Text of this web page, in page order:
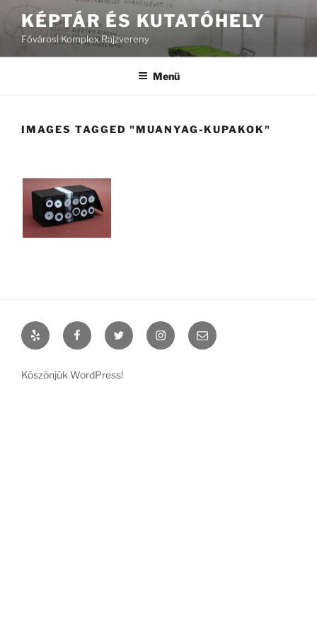
Tartalomhoz
KÉPTÁR ÉS KUTATÓHELY
Fővárosi Komplex Rajzvereny
Menü
IMAGES TAGGED "MUANYAG-KUPAKOK"
Yelp FacebookTwitter InstagramEmail
Köszönjük WordPress!